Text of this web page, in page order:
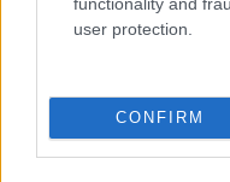
user protection.
CONFIRM
NasPi 2024 : exigences,
d’allocations de chômage